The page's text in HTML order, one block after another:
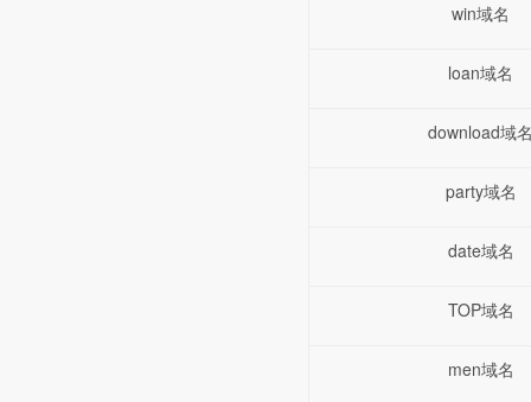
win域名
loan域名
download域
party域名
date域名
TOP域名
men域名